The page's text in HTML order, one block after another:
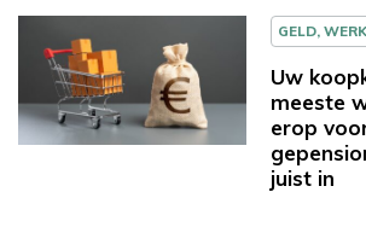
GELD,
Uw
meeste
erop
juist in